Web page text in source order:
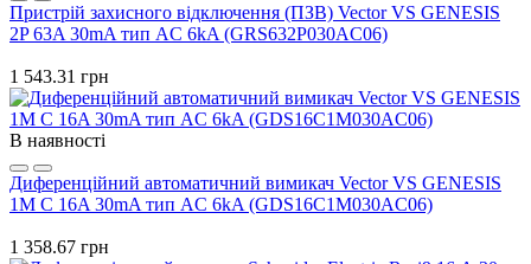
Пристрій захисного відключення (ПЗВ) Vector VS GENESIS
2P 63A 30mA тип AC 6kA (GRS632P030AC06)
1 543.31 грн
В наявності
Диференційний автоматичний вимикач Vector VS GENESIS
1M C 16A 30mA тип AC 6kA (GDS16C1M030AC06)
1 358.67 грн